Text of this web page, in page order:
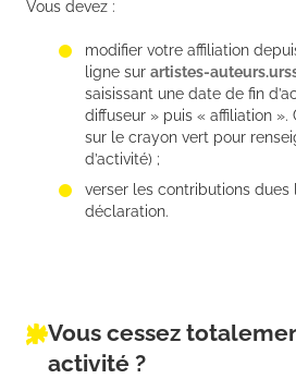
Vous devez :
modifier votre affiliation
ligne sur artistes-
saisissant une date de fin
diffuseur » puis « affiliation ».
sur le crayon vert pour
d’activité) ;
verser les contributions dues
déclaration.
Vous cessez
activité ?